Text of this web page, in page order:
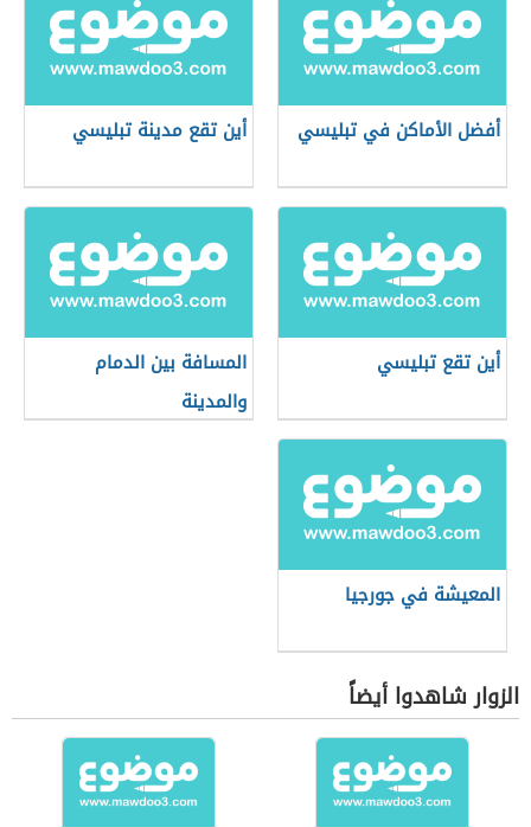
أفضل الأماكن في تبليسي أين تقع مدينة تبليسي
أين تقع تبليسي
المسافة بين الدمام
والمدينة
المعيشة في جورجيا
الزوار شاهدوا أيضاً